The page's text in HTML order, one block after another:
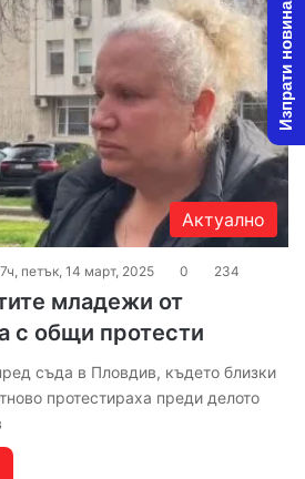
Актуално
петък, 14 март, 2025 0 234
младежи от
с общи протести
съда в Пловдив, където близки
протестираха преди делото
Изпрати новина